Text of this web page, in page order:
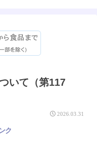
いて（第117
2026.03.31
ク